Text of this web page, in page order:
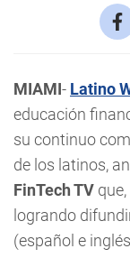
MIAMI- Latino
educación
su continuo
de los latinos,
FinTech TV
logrando
(español e